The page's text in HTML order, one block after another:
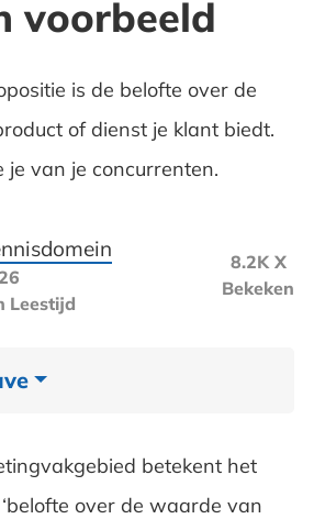
voorbeeld
is de belofte over de
of dienst je klant biedt.
je van je concurrenten.
Leestijd
8.2K X
Bekeken
positionering
betekent het
over de waarde van